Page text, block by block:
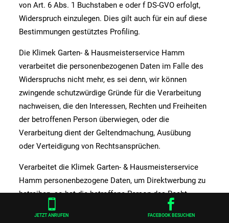

JETZT ANRUFEN

FACEBOOK BESUCHEN
von Art. 6 Abs. 1 Buchstaben e oder f DS-GVO erfolgt,
Widerspruch einzulegen. Dies gilt auch für ein auf diese
Bestimmungen gestütztes Profiling.
Die Klimek Garten- & Hausmeisterservice Hamm
verarbeitet die personenbezogenen Daten im Falle des
Widerspruchs nicht mehr, es sei denn, wir können
zwingende schutzwürdige Gründe für die Verarbeitung
nachweisen, die den Interessen, Rechten und Freiheiten
der betroffenen Person überwiegen, oder die
Verarbeitung dient der Geltendmachung, Ausübung
oder Verteidigung von Rechtsansprüchen.
Verarbeitet die Klimek Garten- & Hausmeisterservice
Hamm personenbezogene Daten, um Direktwerbung zu
betreiben, so hat die betroffene Person das Recht,
jederzeit Widerspruch gegen die Verarbeitung der